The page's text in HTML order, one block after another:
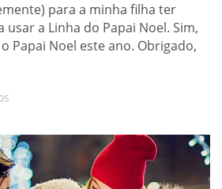
para a minha filha ter
a Linha do Papai Noel. Sim,
Papai Noel este ano. Obrigado,